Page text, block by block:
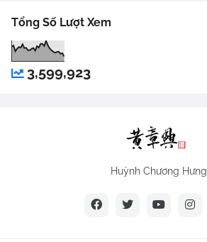
Tổng Số Lượt Xem
3,599,923
Huỳnh Chương Hưng